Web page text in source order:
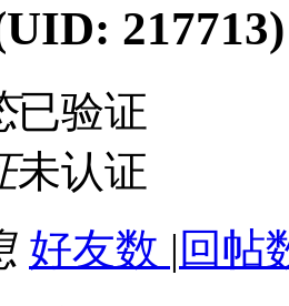
217713)
已验证
未认证
好友数 | 回帖